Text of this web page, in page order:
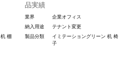
机 棚
品実績
業界
企業オフィス
納入用途
テナント変更
製品分類
イミテーショングリーン 机 椅
子